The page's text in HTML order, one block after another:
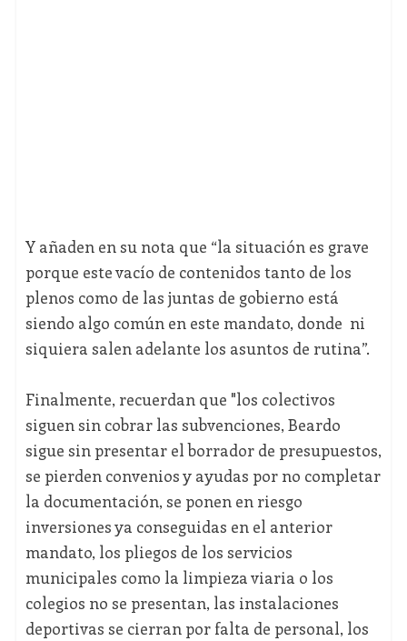
Y añaden en su nota que “la situación es grave
porque este vacío de contenidos tanto de los
plenos como de las juntas de gobierno está
siendo algo común en este mandato, donde ni
siquiera salen adelante los asuntos de rutina”.
Finalmente, recuerdan que "los colectivos
siguen sin cobrar las subvenciones, Beardo
sigue sin presentar el borrador de presupuestos,
se pierden convenios y ayudas por no completar
la documentación, se ponen en riesgo
inversiones ya conseguidas en el anterior
mandato, los pliegos de los servicios
municipales como la limpieza viaria o los
colegios no se presentan, las instalaciones
deportivas se cierran por falta de personal, los